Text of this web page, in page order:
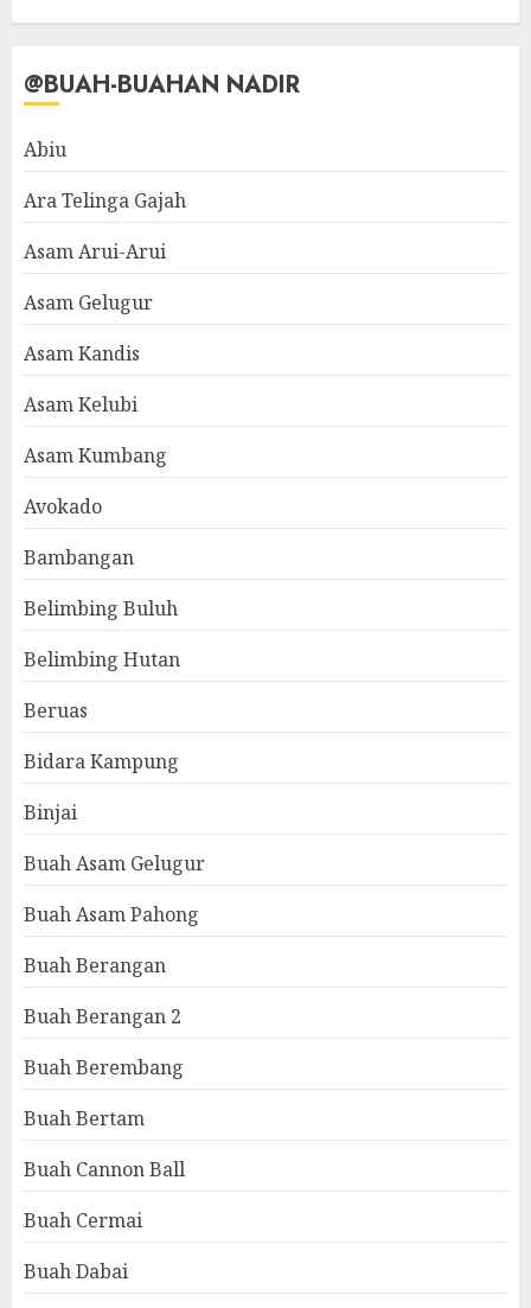
@BUAH-BUAHAN NADIR
Abiu
Ara Telinga Gajah
Asam Arui-Arui
Asam Gelugur
Asam Kandis
Asam Kelubi
Asam Kumbang
Avokado
Bambangan
Belimbing Buluh
Belimbing Hutan
Beruas
Bidara Kampung
Binjai
Buah Asam Gelugur
Buah Asam Pahong
Buah Berangan
Buah Berangan 2
Buah Berembang
Buah Bertam
Buah Cannon Ball
Buah Cermai
Buah Dabai